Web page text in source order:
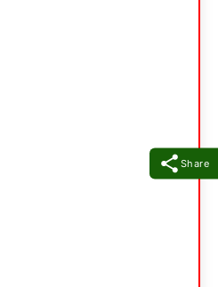
Share